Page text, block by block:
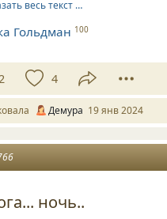
весь текст …
Гольдман 100
4
Демура 19 янв 2024
ночь..